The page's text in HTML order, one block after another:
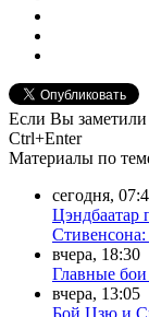
Если Вы
Ctrl+Enter
Материалы по
сегодня,
Цэндбаатар
Стивенсона:
вчера, 18:30
Главные
вчера, 13:05
Бой Цзю и